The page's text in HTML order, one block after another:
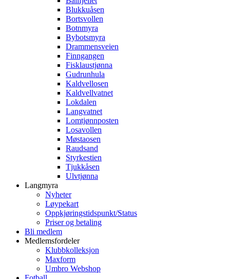
Blukkuåsen
Bortsvollen
Botnmyra
Bybotsmyra
Drammensveien
Finngangen
Fisklaustjønna
Gudrunhula
Kaldvellosen
Kaldvellvatnet
Lokdalen
Langvatnet
Lomtjønnposten
Losavollen
Møstaosen
Raudsand
Styrkestien
Tjukkåsen
Ulvtjønna
Langmyra
Nyheter
Løypekart
Oppkjøringstidspunkt/Status
Priser og betaling
Bli medlem
Medlemsfordeler
Klubbkolleksjon
Maxform
Umbro Webshop